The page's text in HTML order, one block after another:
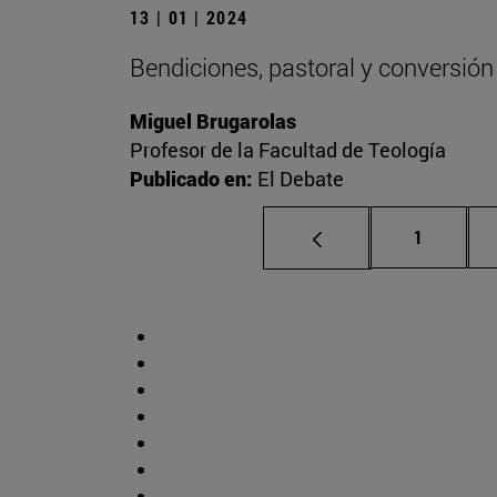
13 | 01 | 2024
Bendiciones, pastoral y conversión
Miguel Brugarolas
Profesor de la Facultad de Teología
Publicado en: El Debate
Página
1